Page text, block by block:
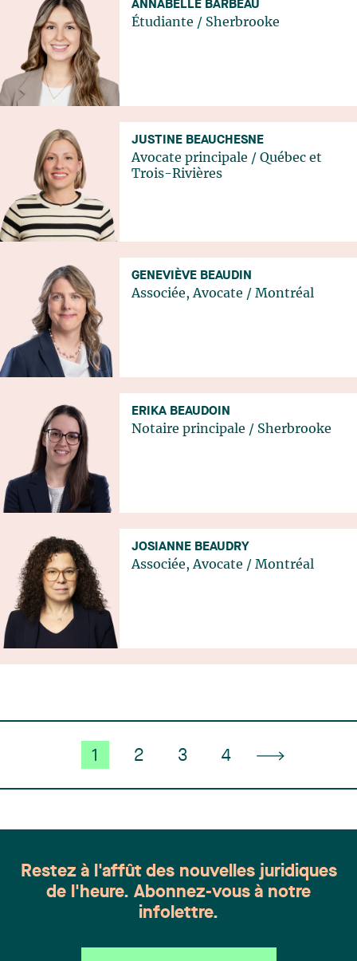
ANNABELLE BARBEAU
Étudiante / Sherbrooke
JUSTINE BEAUCHESNE
Avocate principale / Québec et
Trois-Rivières
GENEVIÈVE BEAUDIN
Associée, Avocate / Montréal
ERIKA BEAUDOIN
Notaire principale / Sherbrooke
JOSIANNE BEAUDRY
Associée, Avocate / Montréal
1 2 3 4
Restez à l'affût des nouvelles juridiques
de l'heure. Abonnez-vous à notre
infolettre.